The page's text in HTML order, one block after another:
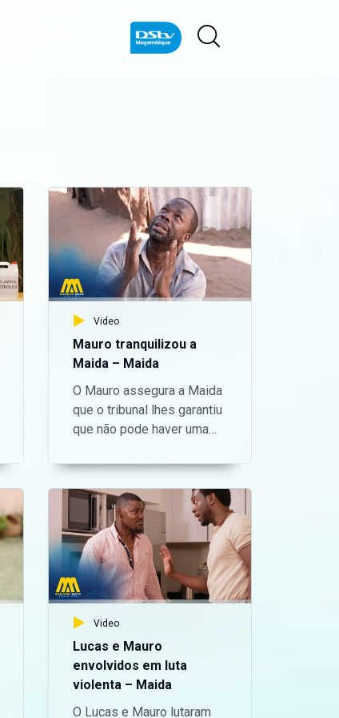
Video
Mauro tranquilizou a
Maida – Maida
O Mauro assegura a Maida
que o tribunal lhes garantiu
que não pode haver uma
Aceda o nosso site oficial
aqui:
https://bit.ly/maninguemagic
Acompanha o melhor do
entretenimento
Moçambicano na TV no
Maningue Magic DStv
Canal 503 ou GOtv Max
Canal 8. Da um gosto e nos
acompanha na nossa
página do Facebook:
https://www.facebook.com/ManingueMagic
Video
Lucas e Mauro
envolvidos em luta
violenta – Maida
O Lucas e Mauro lutaram